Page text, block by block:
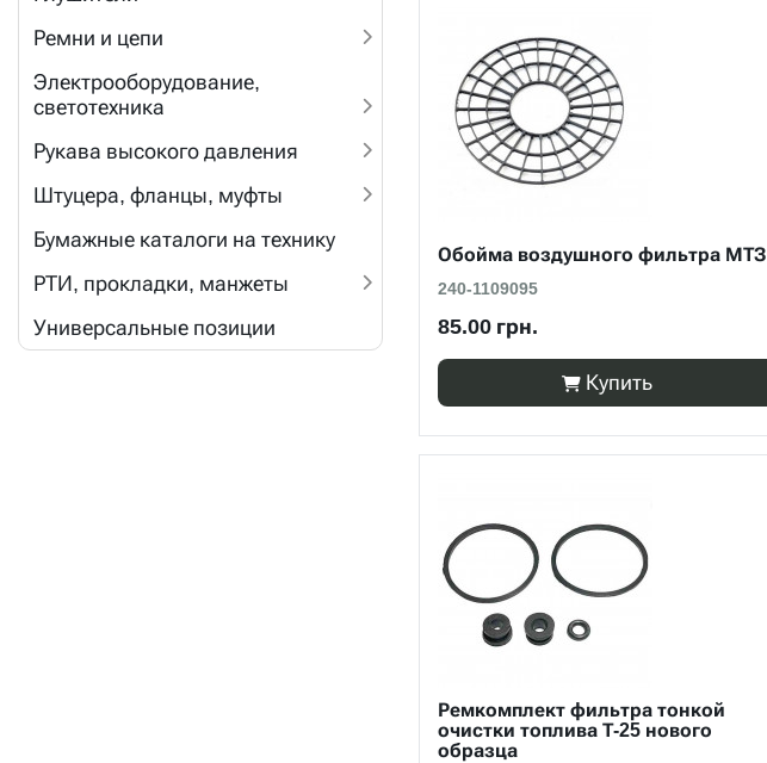
Ремни и цепи
Электрооборудование,
светотехника
Рукава высокого давления
Штуцера, фланцы, муфты
Бумажные каталоги на технику
РТИ, прокладки, манжеты
Универсальные позиции
Обойма воздушного фильтра МТЗ
240-1109095
85.00 грн.
Купить
Ремкомплект фильтра тонкой
очистки топлива Т-25 нового
образца